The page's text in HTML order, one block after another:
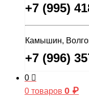
+7 (995)
Камышин,
+7 (996)
0
0 товаров 0 ₽